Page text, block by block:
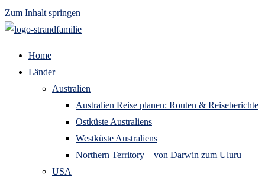
Zum Inhalt springen
Home
Länder
Australien
Australien Reise planen: Routen & Reiseberichte
Ostküste Australiens
Westküste Australiens
Northern Territory – von Darwin zum Uluru
USA